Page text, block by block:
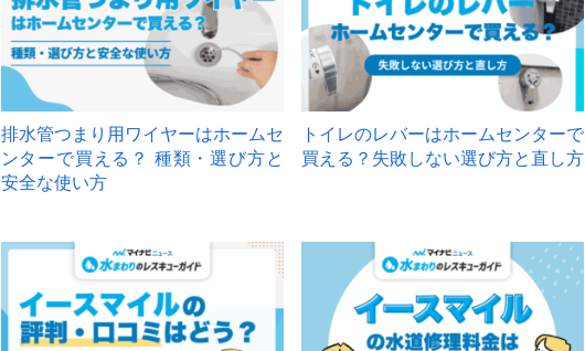
排水管つまり用ワイヤーはホームセ
ンターで買える？ 種類・選び方と
安全な使い方
トイレのレバーはホームセンターで
買える？失敗しない選び方と直し方